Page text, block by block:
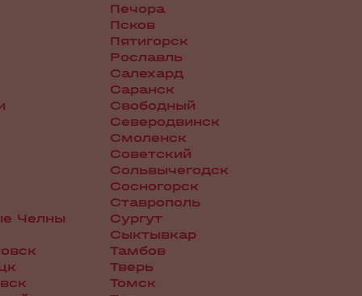
Челны
Печора
Псков
Пятигорск
Рославль
Салехард
Саранск
Свободный
Северодвинск
Смоленск
Советский
Сольвычегодск
Сосногорск
Ставрополь
Сургут
Сыктывкар
Тамбов
Тверь
Томск